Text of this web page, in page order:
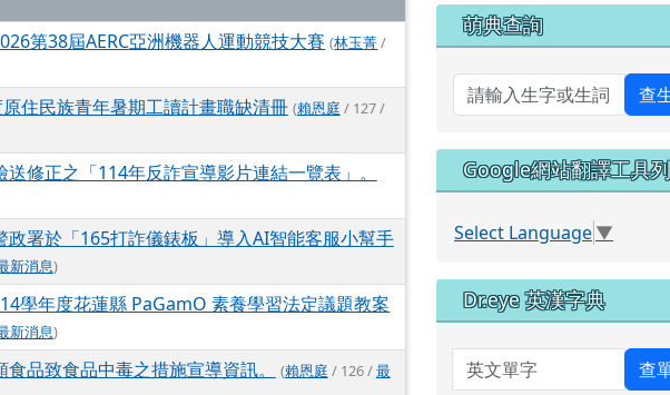
第38屆AERC亞洲機器人運動競技大賽 (林玉菁/
住民族青年暑期工讀計畫職缺清冊 (賴恩庭 / 127 /
修正之「114年反詐宣導影片連結一覽表」。
政署於「165打詐儀錶板」導入AI智能客服小幫手
新消息)
學年度花蓮縣 PaGamO 素養學習法定議題教案
新消息)
品致食品中毒之措施宣導資訊。 (賴恩庭 / 126 /最
萌典查詢
查
Google網站翻譯工具列
Select Language▼
Dr.eye 英漢字典
英文單字 查